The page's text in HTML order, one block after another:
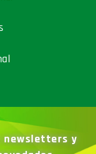
newsletters y